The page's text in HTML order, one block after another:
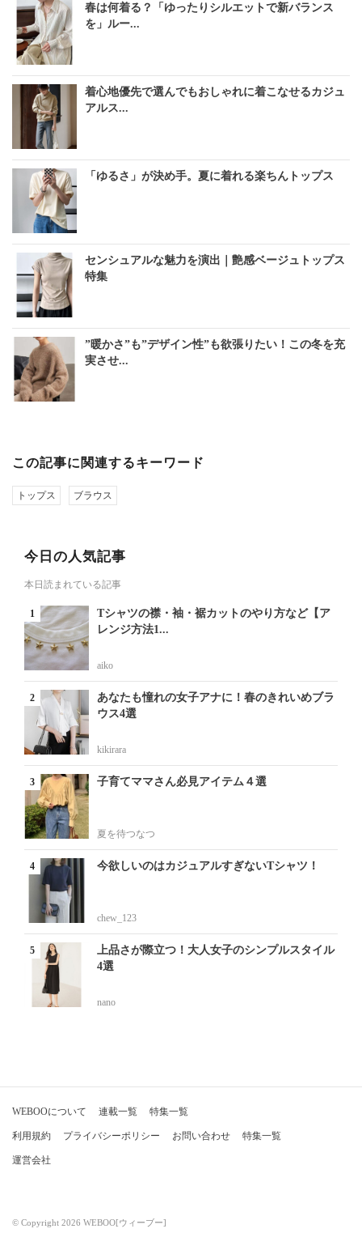
春は何着る？「ゆったりシルエットで新バランス
を」ルー...
着心地優先で選んでもおしゃれに着こなせるカジュ
アルス...
「ゆるさ」が決め手。夏に着れる楽ちんトップス
センシュアルな魅力を演出｜艶感ベージュトップス
特集
”暖かさ”も”デザイン性”も欲張りたい！この冬を充
実させ...
この記事に関連するキーワード
トップス ブラウス
今日の人気記事
本日読まれている記事
Tシャツの襟・袖・裾カットのやり方など【ア
レンジ方法1...
aiko
あなたも憧れの女子アナに！春のきれいめブラ
ウス4選
kikirara
子育てママさん必見アイテム４選
夏を待つなつ
今欲しいのはカジュアルすぎないTシャツ！
chew_123
上品さが際立つ！大人女子のシンプルスタイル
4選
nano
WEBOOについて 連載一覧 特集一覧
利用規約 プライバシーポリシー お問い合わせ 特集一覧
運営会社
© Copyright 2026 WEBOO[ウィーブー]